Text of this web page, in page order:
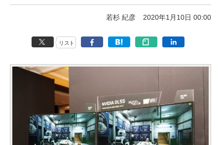
若杉 紀彦 2020年1月10日 00:00
リスト